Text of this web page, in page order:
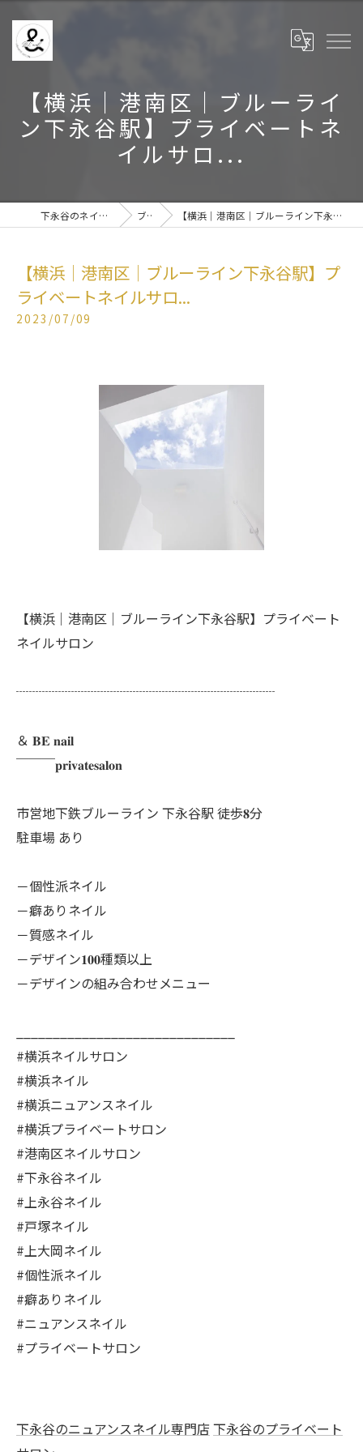
【横浜│港南区│ブルーライ
ン下永谷駅】プライベートネ
イルサロ...
下永谷のネイルなら& BE nail ブログ 【横浜│港南区│ブルーライン下永谷駅】プライベートネイルサロ...
【横浜│港南区│ブルーライン下永谷駅】プ
ライベートネイルサロ...
2023/07/09
【横浜│港南区│ブルーライン下永谷駅】プライベート
ネイルサロン
┈┈┈┈┈┈┈┈┈┈┈┈┈┈┈┈┈┈┈┈
＆ 𝐁𝐄 𝐧𝐚𝐢𝐥
￣￣￣𝐩𝐫𝐢𝐯𝐚𝐭𝐞𝐬𝐚𝐥𝐨𝐧
市営地下鉄ブルーライン 下永谷駅 徒歩𝟖分
駐車場 あり
－個性派ネイル
－癖ありネイル
－質感ネイル
－デザイン𝟏𝟎𝟎種類以上
－デザインの組み合わせメニュー
#横浜ネイルサロン
#横浜ネイル
#横浜ニュアンスネイル
#横浜プライベートサロン
#港南区ネイルサロン
#下永谷ネイル
#上永谷ネイル
#戸塚ネイル
#上大岡ネイル
#個性派ネイル
#癖ありネイル
#ニュアンスネイル
#プライベートサロン
下永谷のニュアンスネイル専門店 下永谷のプライベート